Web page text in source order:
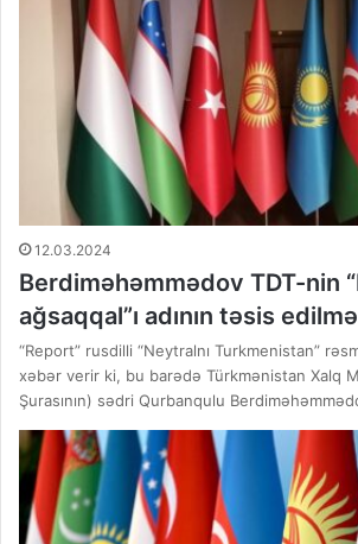
12.03.2024
Berdiməhəmmədov TDT-nin
ağsaqqal”ı adının təsis
“Report” rusdilli “Neytralnı Turkmenistan”
xəbər verir ki, bu barədə Türkmənistan Xalq
Şurasının) sədri Qurbanqulu